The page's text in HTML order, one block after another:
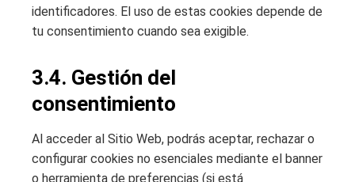
identificadores. El uso de estas cookies depende de
tu consentimiento cuando sea exigible.
3.4. Gestión del
consentimiento
Al acceder al Sitio Web, podrás aceptar, rechazar o
configurar cookies no esenciales mediante el banner
o herramienta de preferencias (si está